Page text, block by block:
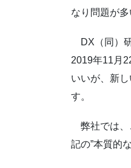
なり問題が多
DX（同）
2019年11月
いいが、新
す。
弊社では、
記の”本質的